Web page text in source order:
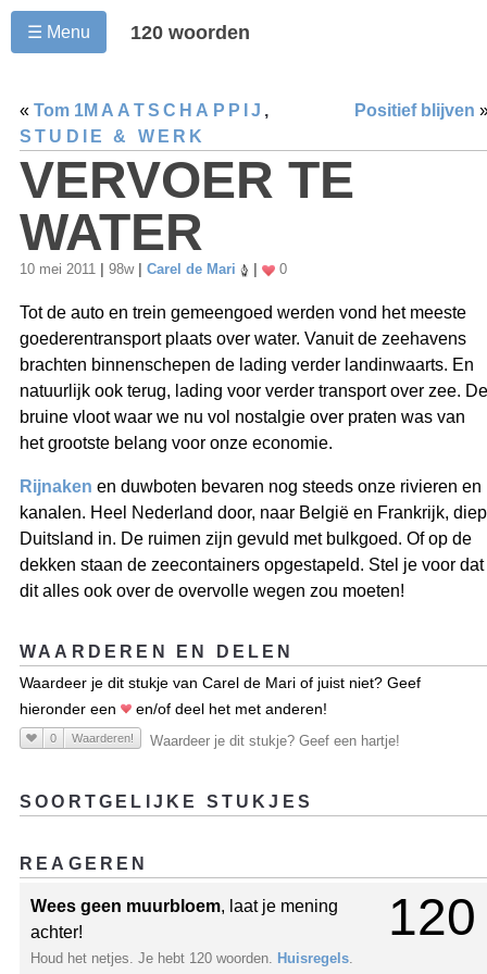
☰ Menu 120 woorden
« Tom 1 Positief blijven
MAATSCHAPPIJ ,
STUDIE & WERK
VERVOER TE
WATER
10 mei 2011 98w Carel de Mari 0
Tot de auto en trein gemeengoed werden vond het meeste
goederentransport plaats over water. Vanuit de zeehavens
brachten binnenschepen de lading verder landinwaarts. En
natuurlijk ook terug, lading voor verder transport over zee. De
bruine vloot waar we nu vol nostalgie over praten was van
het grootste belang voor onze economie.
Rijnaken en duwboten bevaren nog steeds onze rivieren en
kanalen. Heel Nederland door, naar België en Frankrijk, diep
Duitsland in. De ruimen zijn gevuld met bulkgoed. Of op de
dekken staan de zeecontainers opgestapeld. Stel je voor dat
dit alles ook over de overvolle wegen zou moeten!
WAARDEREN EN DELEN
Waardeer je dit stukje van Carel de Mari of juist niet? Geef
hieronder een
en/of deel het met anderen!
0 Waarderen! Waardeer je dit stukje? Geef een hartje!
SOORTGELIJKE STUKJES
REAGEREN
120
Wees geen muurbloem, laat je mening
achter!
Houd het netjes. Je hebt 120 woorden. Huisregels